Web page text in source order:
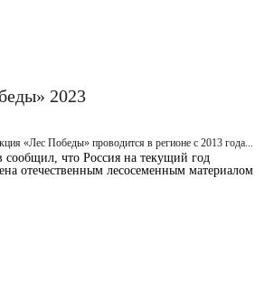
2023
«Лес Победы» проводится в регионе с 2013 года...